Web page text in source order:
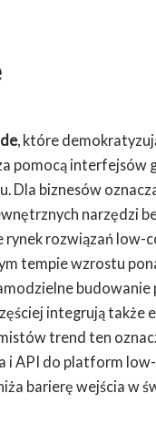
, które
pomocą interfejsów
Dla biznesów
narzędzi
rynek rozwiązań low-
tempie wzrostu
budowanie
integrują także
trend ten
i API do platform
barierę wejścia w